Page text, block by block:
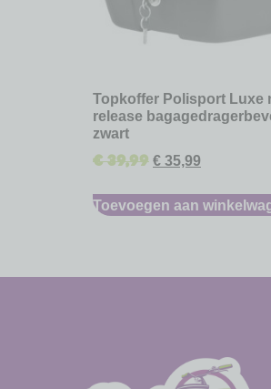
Topkoffer Polisport Luxe
release
zwart
€39,99 € 35,99
Toevoegen aan